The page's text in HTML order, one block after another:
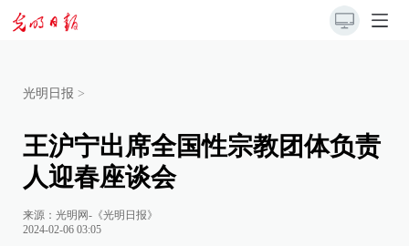
光明日报 >
王沪宁出席全国性宗教团体负责
人迎春座谈会
来源： 光明网-《光明日报》
2024-02-06 03:05